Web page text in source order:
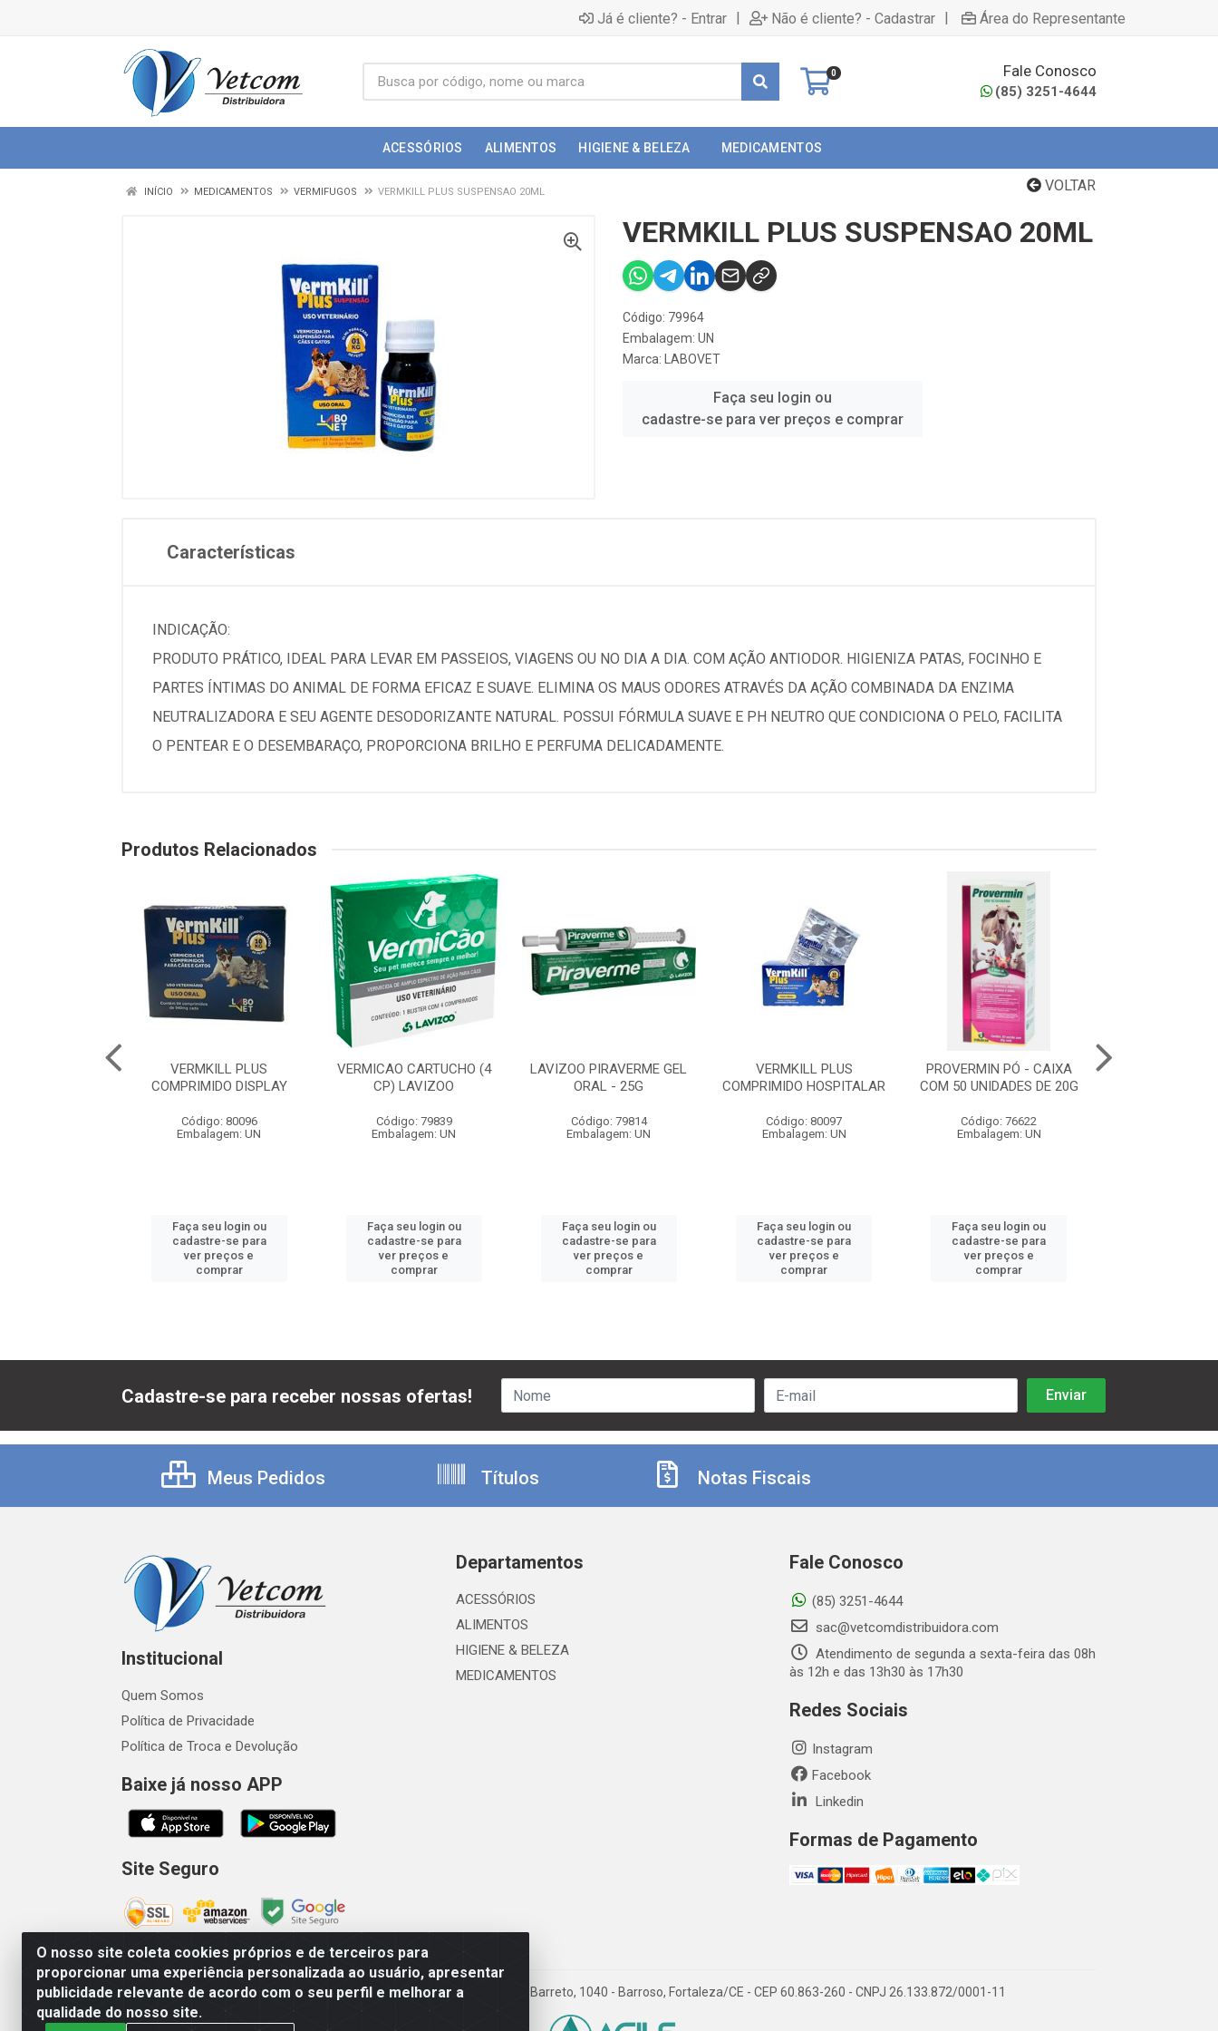
Já é cliente? - Entrar | Não é cliente? - Cadastrar | Área do Representante
0 Fale Conosco
(85) 3251-4644
ACESSÓRIOS ALIMENTOS HIGIENE & BELEZA MEDICAMENTOS
VOLTAR
INÍCIO MEDICAMENTOS VERMIFUGOS VERMKILL PLUS SUSPENSAO 20ML
VERMKILL PLUS SUSPENSAO 20ML
Código: 79964
Embalagem: UN
Marca:
LABOVET
Faça seu login ou
cadastre-se para ver preços e comprar
Características
INDICAÇÃO:
PRODUTO PRÁTICO, IDEAL PARA LEVAR EM PASSEIOS, VIAGENS OU NO DIA A DIA. COM AÇÃO ANTIODOR. HIGIENIZA PATAS, FOCINHO E
PARTES ÍNTIMAS DO ANIMAL DE FORMA EFICAZ E SUAVE. ELIMINA OS MAUS ODORES ATRAVÉS DA AÇÃO COMBINADA DA ENZIMA
NEUTRALIZADORA E SEU AGENTE DESODORIZANTE NATURAL. POSSUI FÓRMULA SUAVE E PH NEUTRO QUE CONDICIONA O PELO, FACILITA
O PENTEAR E O DESEMBARAÇO, PROPORCIONA BRILHO E PERFUMA DELICADAMENTE.
Produtos Relacionados
VERMKILL PLUS
COMPRIMIDO DISPLAY
Código: 80096
Embalagem: UN
Faça seu login ou
cadastre-se para
ver preços e
comprar
VERMICAO CARTUCHO (4
CP) LAVIZOO
Código: 79839
Embalagem: UN
Faça seu login ou
cadastre-se para
ver preços e
comprar
LAVIZOO PIRAVERME GEL
ORAL - 25G
Código: 79814
Embalagem: UN
Faça seu login ou
cadastre-se para
ver preços e
comprar
VERMKILL PLUS
COMPRIMIDO HOSPITALAR
Código: 80097
Embalagem: UN
Faça seu login ou
cadastre-se para
ver preços e
comprar
PROVERMIN PÓ - CAIXA
COM 50 UNIDADES DE 20G
Código: 76622
Embalagem: UN
Faça seu login ou
cadastre-se para
ver preços e
comprar
O nosso site coleta cookies próprios e de terceiros para
proporcionar uma experiência personalizada ao usuário, apresentar
publicidade relevante de acordo com o seu perfil e melhorar a
qualidade do nosso site.
Cadastre-se para receber nossas ofertas!
Meus Pedidos Títulos Notas Fiscais
Institucional
Quem Somos
Política de Privacidade
Política de Troca e Devolução
Baixe já nosso APP
Site Seguro
Departamentos
ACESSÓRIOS
ALIMENTOS
HIGIENE & BELEZA
MEDICAMENTOS
Fale Conosco
(85) 3251-4644
sac@vetcomdistribuidora.com
Atendimento de segunda a sexta-feira das 08h
às 12h e das 13h30 às 17h30
Redes Sociais
Instagram
Facebook
Linkedin
Formas de Pagamento
Vetcom Distribuidora de Rações LTDA - Rua Maximiano Barreto, 1040 - Barroso, Fortaleza/CE - CEP 60.863-260 - CNPJ 26.133.872/0001-11